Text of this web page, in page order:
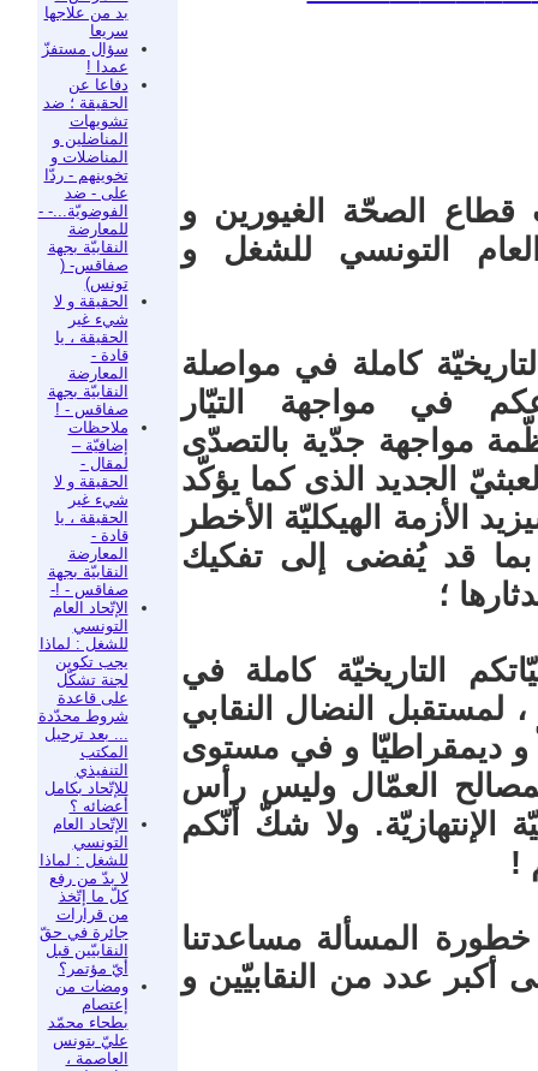
بد من علاجها
سريعا
سؤال مستفزّ
عمدا !
دفاعا عن
الحقيقة ؛ ضد
تشويهات
المناضلين و
المناضلات و
تخوينهم - ردّا
على - ضد
الفوضويّة...- -
للمعارضة
النقابيّة بجهة
صفاقس- (
تونس)
الحقيقة و لا
شيء غير
الحقيقة ، يا
قادة -
المعارضة
النقابيّة بجهة
صفاقس - !
ملاحظات
إضافيّة –
لمقال -
الحقيقة و لا
شيء غير
الحقيقة ، يا
قادة -
المعارضة
النقابيّة بجهة
صفاقس - !-
الإتّحاد العام
التونسي
للشغل : لماذا
يجب تكوين
لجنة تشكّل
على قاعدة
شروط محدّدة
... بعد ترحيل
المكتب
التنفيذي
للإتّحاد بكامل
أعضائه ؟
الإتّحاد العام
التونسي
للشغل : لماذا
لا بدّ من رفع
كلّ ما إتّخذ
من قرارات
جائرة في حقّ
النقابيّين قبل
أيّ مؤتمر؟
ومضات من
إعتصام
بطحاء محمّد
عليّ بتونس
العاصمة ،
قطاع الصحّة الغيورين و
العام التونسي للشغل و
كاملة في مواصلة
في مواجهة التيّار
مواجهة جدّية بالتصدّى
، الإنقلاب العبثيّ الجديد الذى كما يؤكّد
الأزمة الهيكليّة الأخطر
بما قد يُفضى إلى تفكيك
؛
التاريخيّة كاملة في
لمستقبل النضال النقابي
و ديمقراطيّا و في مستوى
لمصالح العمّال وليس رأس
الإنتهازيّة. ولا شكّ أنّكم
!
المسألة مساعدتنا
أكبر عدد من النقابيّين و